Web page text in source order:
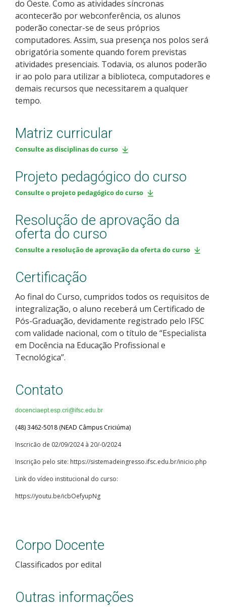
do Oeste. Como as atividades síncronas
acontecerão por webconferência, os alunos
poderão conectar-se de seus próprios
computadores. Assim, sua presença nos polos será
obrigatória somente quando forem previstas
atividades presenciais. Todavia, os alunos poderão
ir ao polo para utilizar a biblioteca, computadores e
demais recursos que necessitarem a qualquer
tempo.
Matriz curricular
Consulte as disciplinas do curso
Projeto pedagógico do curso
Consulte o projeto pedagógico do curso
Resolução de aprovação da
oferta do curso
Consulte a resolução de aprovação da oferta do curso
Certificação
Ao final do Curso, cumpridos todos os requisitos de
integralização, o aluno receberá um Certificado de
Pós-Graduação, devidamente registrado pelo IFSC
com validade nacional, com o título de “Especialista
em Docência na Educação Profissional e
Tecnológica”.
Contato
docenciaept.esp.cri@ifsc.edu.br
(48) 3462-5018 (NEAD Câmpus Criciúma)
Inscricão de 02/09/2024 à 20/-0/2024
Inscrição pelo site: https://sistemadeingresso.ifsc.edu.br/inicio.php
Link do vídeo institucional do curso:
https://youtu.be/icbOefyupNg
Corpo Docente
Classificados por edital
Outras informações